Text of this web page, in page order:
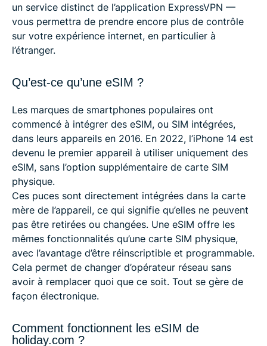
un service distinct de l’application ExpressVPN —
vous permettra de prendre encore plus de contrôle
sur votre expérience internet, en particulier à
l’étranger.
Qu’est-ce qu’une eSIM ?
Les marques de smartphones populaires ont
commencé à intégrer des eSIM, ou SIM intégrées,
dans leurs appareils en 2016. En 2022, l’iPhone 14 est
devenu le premier appareil à utiliser uniquement des
eSIM, sans l’option supplémentaire de carte SIM
physique.
Ces puces sont directement intégrées dans la carte
mère de l’appareil, ce qui signifie qu’elles ne peuvent
pas être retirées ou changées. Une eSIM offre les
mêmes fonctionnalités qu’une carte SIM physique,
avec l’avantage d’être réinscriptible et programmable.
Cela permet de changer d’opérateur réseau sans
avoir à remplacer quoi que ce soit. Tout se gère de
façon électronique.
Comment fonctionnent les eSIM de
holiday.com ?